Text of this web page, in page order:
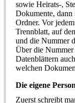
sowie Heirats-,
Dokumente, dann
Ordner. Vor
Trennblatt, auf
und die Nummer
Über die
Datenblättern
welchen
Die eigene Person
Zuerst schreibt